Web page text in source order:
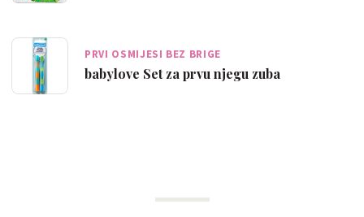
PRVI OSMIJESI BEZ BRIGE
babylove Set za prvu njegu zuba